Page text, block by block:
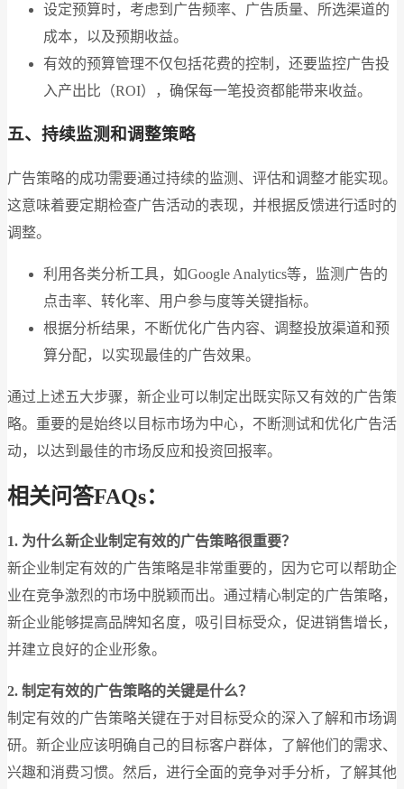
设定预算时，考虑到广告频率、广告质量、所选渠道的
成本，以及预期收益。
有效的预算管理不仅包括花费的控制，还要监控广告投
入产出比（ROI），确保每一笔投资都能带来收益。
五、持续监测和调整策略
广告策略的成功需要通过持续的监测、评估和调整才能实现。
这意味着要定期检查广告活动的表现，并根据反馈进行适时的
调整。
利用各类分析工具，如Google Analytics等，监测广告的
点击率、转化率、用户参与度等关键指标。
根据分析结果，不断优化广告内容、调整投放渠道和预
算分配，以实现最佳的广告效果。
通过上述五大步骤，新企业可以制定出既实际又有效的广告策
略。重要的是始终以目标市场为中心，不断测试和优化广告活
动，以达到最佳的市场反应和投资回报率。
相关问答FAQs：
1. 为什么新企业制定有效的广告策略很重要？
新企业制定有效的广告策略是非常重要的，因为它可以帮助企
业在竞争激烈的市场中脱颖而出。通过精心制定的广告策略，
新企业能够提高品牌知名度，吸引目标受众，促进销售增长，
并建立良好的企业形象。
2. 制定有效的广告策略的关键是什么？
制定有效的广告策略关键在于对目标受众的深入了解和市场调
研。新企业应该明确自己的目标客户群体，了解他们的需求、
兴趣和消费习惯。然后，进行全面的竞争对手分析，了解其他